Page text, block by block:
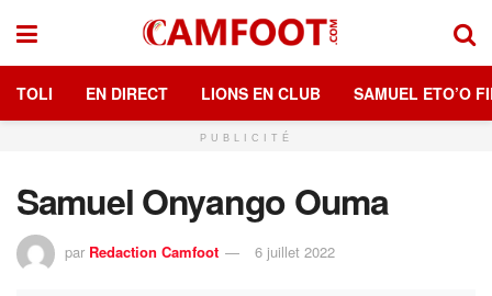
TOLI EN DIRECT LIONS EN CLUB SAMUEL ETO’O
PUBLICITÉ
Samuel Onyango Ouma
par Redaction Camfoot 6 juillet 2022